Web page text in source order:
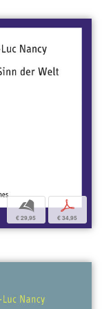
b
€ 29,95
p
€ 34,95